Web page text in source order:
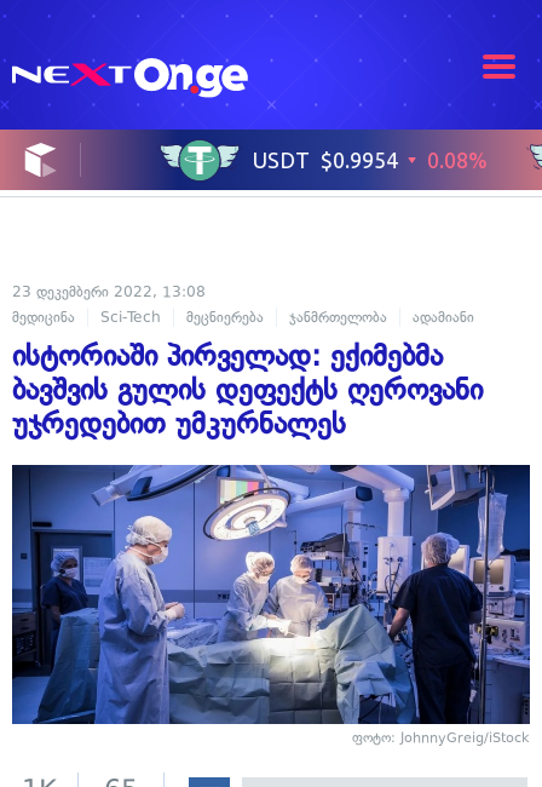
23 დეკემბერი 2022, 13:08
მედიცინა
Sci-Tech მეცნიერება ჯანმრთელობა ადამიანი
ისტორიაში პირველად: ექიმებმა
ბავშვის გულის დეფექტს ღეროვანი
უჯრედებით უმკურნალეს
ფოტო: JohnnyGreig/iStock